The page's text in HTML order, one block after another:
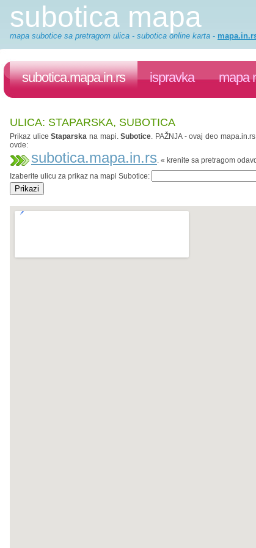
subotica mapa
mapa subotice sa pretragom ulica - subotica online karta -
subotica.mapa.in.rs ispravka mapa
ULICA: STAPARSKA, SUBOTICA
Prikaz uliceStaparska na mapi.Subotice. PAŽNJA - ovaj deo
ovde:
subotica.mapa.in.rs. « krenite sa pretragom
Izaberite ulicu za prikaz na mapi Subotice: